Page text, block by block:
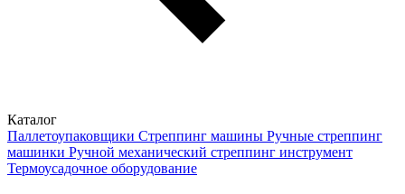
Каталог
Паллетоупаковщики Стреппинг машины Ручные стреппинг
машинки Ручной механический стреппинг инструмент
Термоусадочное оборудование